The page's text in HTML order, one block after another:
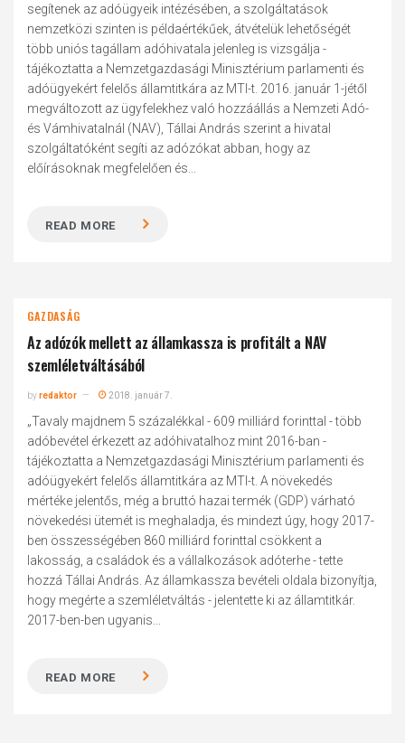
segítenek az adóügyeik intézésében, a szolgáltatások
nemzetközi szinten is példaértékűek, átvételük lehetőségét
több uniós tagállam adóhivatala jelenleg is vizsgálja -
tájékoztatta a Nemzetgazdasági Minisztérium parlamenti és
adóügyekért felelős államtitkára az MTI-t. 2016. január 1-jétől
megváltozott az ügyfelekhez való hozzáállás a Nemzeti Adó-
és Vámhivatalnál (NAV), Tállai András szerint a hivatal
szolgáltatóként segíti az adózókat abban, hogy az
előírásoknak megfelelően és...
READ MORE
GAZDASÁG
Az adózók mellett az államkassza is profitált a NAV
szemléletváltásából
byredaktor 2018. január 7.
„Tavaly majdnem 5 százalékkal - 609 milliárd forinttal - több
adóbevétel érkezett az adóhivatalhoz mint 2016-ban -
tájékoztatta a Nemzetgazdasági Minisztérium parlamenti és
adóügyekért felelős államtitkára az MTI-t. A növekedés
mértéke jelentős, még a bruttó hazai termék (GDP) várható
növekedési ütemét is meghaladja, és mindezt úgy, hogy 2017-
ben összességében 860 milliárd forinttal csökkent a
lakosság, a családok és a vállalkozások adóterhe - tette
hozzá Tállai András. Az államkassza bevételi oldala bizonyítja,
hogy megérte a szemléletváltás - jelentette ki az államtitkár.
2017-ben-ben ugyanis...
READ MORE